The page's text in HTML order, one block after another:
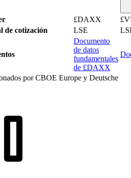
£DAXX
de cotización
LSE
Documento
de datos
fundamentales
de £DAXX
por CBOE Europe y Deutsche